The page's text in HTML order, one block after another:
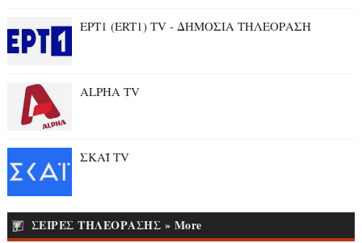
ΕΡΤ1 (ERT1) TV - ΔΗΜΟΣΙΑ ΤΗΛΕΟΡΑΣΗ
ALPHA TV
ΣΚΑΪ TV
ΣΕΙΡΕΣ ΤΗΛΕΟΡΑΣΗΣ » More